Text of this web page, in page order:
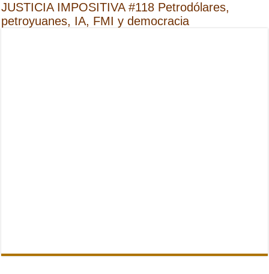
JUSTICIA IMPOSITIVA #118 Petrodólares,
petroyuanes, IA, FMI y democracia